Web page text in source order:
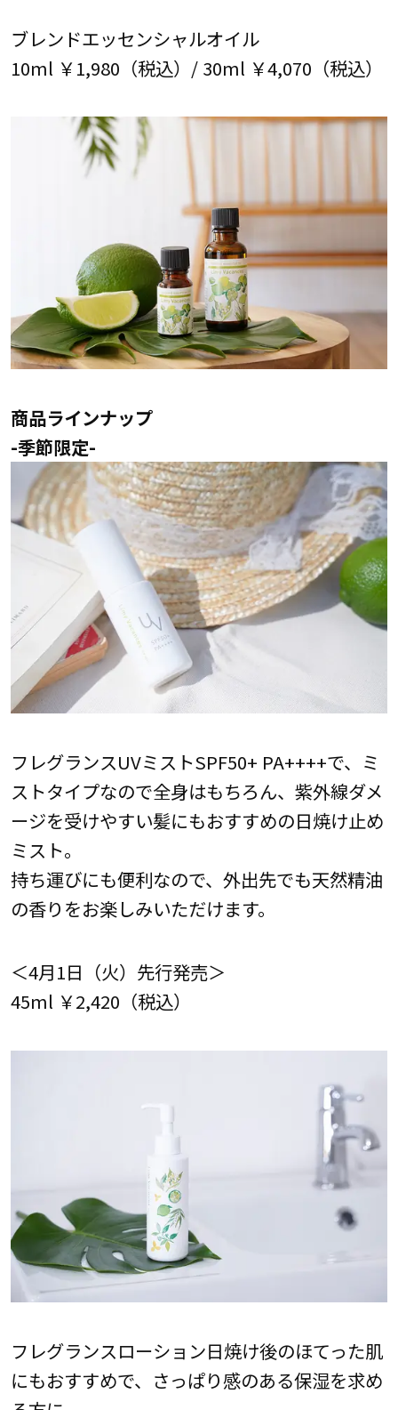
ブレンドエッセンシャルオイル
10ml ￥1,980（税込）/ 30ml ￥4,070（税込）
商品ラインナップ
-季節限定-
フレグランスUVミストSPF50+ PA++++で、ミ
ストタイプなので全身はもちろん、紫外線ダメ
ージを受けやすい髪にもおすすめの日焼け止め
ミスト。
持ち運びにも便利なので、外出先でも天然精油
の香りをお楽しみいただけます。
＜4月1日（火）先行発売＞
45ml ￥2,420（税込）
フレグランスローション日焼け後のほてった肌
にもおすすめで、さっぱり感のある保湿を求め